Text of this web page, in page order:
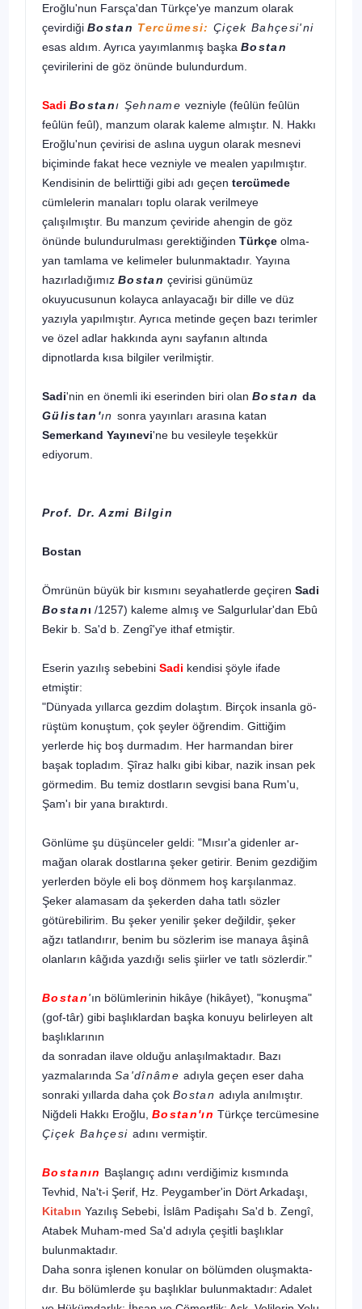
Eroğlu'nun Farsça'dan Türkçe'ye manzum olarak
çevirdi­ği Bostan Tercümesi: Çiçek Bahçesi'ni
esas aldım. Ayrıca yayımlanmış başka Bostan
çevirilerini de göz önünde bu­lundurdum.
Sadi Bostanı Şehnamevezniyle (feûlün feûlün
feûlün feûl), manzum olarak kaleme almıştır. N. Hakkı
Eroğlu'nun çevirisi de aslına uygun olarak mesnevi
biçiminde fakat hece vezniyle ve mealen yapılmıştır.
Kendisinin de belirttiği gibi adı geçen tercümede
cümlelerin manaları toplu ola­rak verilmeye
çalışılmıştır. Bu manzum çeviride ahengin de göz
önünde bulundurulması gerektiğinden Türkçe olma­
yan tamlama ve kelimeler bulunmaktadır. Yayına
hazırladı­ğımız Bostan çevirisi günümüz
okuyucusunun kolayca an­layacağı bir dille ve düz
yazıyla yapılmıştır. Ayrıca metinde geçen bazı terimler
ve özel adlar hakkında aynı sayfanın altında
dipnotlarda kısa bilgiler verilmiştir.
Sadi'nin en önemli iki eserinden biri olan Bostanda
Gülistan'ın sonra yayınları arasına katan
Semerkand Yayınevi'ne bu vesileyle teşekkür
ediyorum.
Prof. Dr. Azmi Bilgin
Bostan
Ömrünün büyük bir kısmını seyahatlerde geçiren Sadi
Bostanı /1257) kaleme almış ve Salgurlular'dan Ebû
Bekir b. Sa'd b. Zengî'ye ithaf etmiştir.
Eserin yazılış sebebini Sadi kendisi şöyle ifade
etmiştir:
"Dünyada yıllarca gezdim dolaştım. Birçok insanla gö­
rüştüm konuştum, çok şeyler öğrendim. Gittiğim
yerlerde hiç boş durmadım. Her harmandan birer
başak topladım. Şîraz halkı gibi kibar, nazik insan pek
görmedim. Bu temiz dostların sevgisi bana Rum'u,
Şam'ı bir yana bıraktırdı.
Gönlüme şu düşünceler geldi: "Mısır'a gidenler ar­
mağan olarak dostlarına şeker getirir. Benim gezdiğim
yerlerden böyle eli boş dönmem hoş karşılanmaz.
Şeker alamasam da şekerden daha tatlı sözler
götürebilirim. Bu şeker yenilir şeker değildir, şeker
ağzı tatlandırır, benim bu sözlerim ise manaya âşinâ
olanların kâğıda yazdığı selis şiirler ve tatlı sözlerdir."
Bostan'ın bölümlerinin hikâye (hikâyet), "konuşma"
(gof-târ) gibi başlıklardan başka konuyu belirleyen alt
başlıklarının
da sonradan ilave olduğu anlaşılmaktadır. Bazı
yazmaların­da Sa'dînâmeadıyla geçen eser daha
sonraki yıllarda daha çok Bostanadıyla anılmıştır.
Niğdeli Hakkı Eroğlu, Bostan'ın Türkçe tercümesine
Çiçek Bahçesi adını vermiştir.
Bostanın Başlangıç adını verdiğimiz kısmında
Tevhid, Na't-i Şerif, Hz. Peygamber'in Dört Arkadaşı,
Kitabın Yazı­lış Sebebi, İslâm Padişahı Sa'd b. Zengî,
Atabek Muham-med Sa'd adıyla çeşitli başlıklar
bulunmaktadır.
Daha sonra işlenen konular on bölümden oluşmakta­
dır. Bu bölümlerde şu başlıklar bulunmaktadır: Adalet